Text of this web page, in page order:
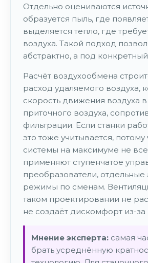
Отдельно оцениваются
образуется пыль, где
выделяется тепло, где
воздуха. Такой подход
абстрактно, а под
Расчёт воздухообмена
расход удаляемого воздуха,
скорость движения воздуха
приточного воздуха,
фильтрации. Если станки
это тоже учитывается,
системы на максимуме не
применяют ступенчатое
преобразователи,
режимы по сменам.
таком проектировании не
не создаёт дискомфорт из-
Мнение эксперта: самая
брать усреднённую